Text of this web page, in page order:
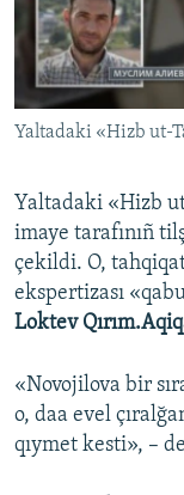
Русский
Українською
QOŞULIÑIZ!
RFE/RS bütün
Yaltadaki «Hizb ut-
Yaltadaki «Hizb
imaye tarafınıñ
çekildi. O, tahqiqat
ekspertizası
Loktev
«Novojilova bir
o, daa evel
qıymet kesti», –